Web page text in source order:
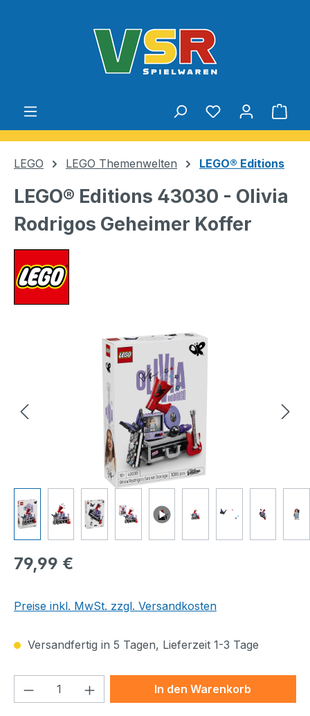
Du hast 0
LEGO LEGO Themenwelten LEGO® Editions
LEGO® Editions 43030 - Olivia
Rodrigos Geheimer Koffer
Bildergalerie überspringen
Regulärer Preis:
79,99 €
Preise inkl. MwSt. zzgl. Versandkosten
Versandfertig in 5 Tagen, Lieferzeit 1-3 Tage
Produkt Anzahl: Gib denIn den Warenkorb